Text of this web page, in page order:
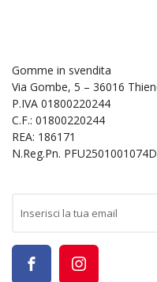
Gomme in svendita
Via Gombe, 5 – 36016
P.IVA 01800220244
C.F.: 01800220244
REA: 186171
N.Reg.Pn. PFU2501001074D